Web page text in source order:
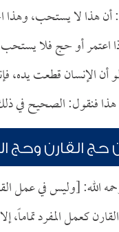
أن هذا لا يستحب، وهذا
اعتمر أو حج فلا
أن الإنسان قطعت يده،
فنقول: الصحيح في
حج القارن وحج
الله: [وليس في عمل
كعمل المفرد تماماً،